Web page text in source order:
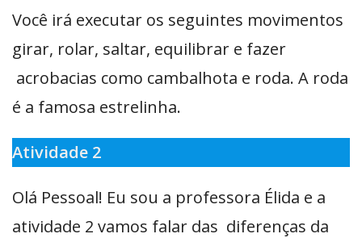
Você irá executar os seguintes movimentos
girar, rolar, saltar, equilibrar e fazer
acrobacias como cambalhota e roda. A roda
é a famosa estrelinha.
Atividade 2
Olá Pessoal! Eu sou a professora Élida e a
atividade 2 vamos falar das diferenças da